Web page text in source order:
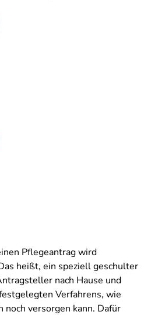
Pflegeantrag wird
heißt, ein speziell geschulter
nach Hause und
Verfahrens, wie
noch versorgen kann. Dafür